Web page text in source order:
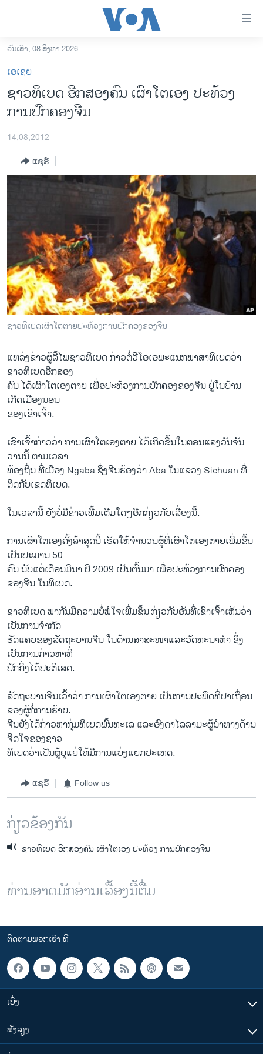
ເຂົ້າ
ຫາ
ຂ້າມ
ຂ້າມ
ຫາ
ອາເມຣິກາ
ຂ່າວ​ຈີນ
ໂລກ
ຊີວິດຊາວລາວ
ຊຸມຊົນຊາວລາວ
ວິທະຍາສາດ-ເທັກໂນໂລຈີ
ທຸລະກິດ
ພາສາອັງກິດ
ສຽງ
ລາຍການກະຈາຍສຽງ
ລາຍງານ
ຕິດຕາມພວກເຮົາ ທີ່
ພາສາຕ່າງໆ
ວັນເສົາ, 08 ສິງຫາ 2026
ເອເຊຍ
ຊາວທິເບດ ອີກສອງຄົນ ເຜົາໂຕເອງ ປະທ້ວງ
ການປົກຄອງຈີນ
14,08,2012
ແຊຣ໌
ຊາວທິເບດເຜົາໂຕຕາຍປະທ້ວງການປົກຄອງຂອງຈີນ
ແຫ​ລ່ງຂ່າວ​ຜູ້​ລີ້​ໄພ​ຊາວ​ທິ​ເບ​ດ ກ່າວ​ຕໍ່ວີ​ໂອ​ເອພະ​ແນ​ກພາສາ​ທິ​ເບ​ດວ່າ
ຊາວ​ທິ​ເບ​ດອີກ​ສອງ​
ຄົນ​ ໄດ້​ເຜົາໂຕເອງ​ຕາຍ ​ເພື່ອ​ປະ​ທ້ວງການປົກຄອງ​ຂອງ​ຈີນ ຢູ່​ໃນບ້ານ​
ເກີດ​ເມືອງ​ນອນ​
ຂອງ​ເຂົາ​ເຈົ້າ.
​ເຂົາ​ເຈົ້າ​ກ່າວ​ວ່າ ການ​ເຜົາ​ໂຕ​ເອງຕາຍ ​ໄດ້​ເກີດ​ຂື້ນ​ໃນ​ຕອນ​ແລງ​ວັນ​ຈັນ
ວານ​ນີ້ ຕາມ​ເວລາ​
ທ້ອງ​ຖິ່ນ ​ທີ່​ເມືອງ Ngaba ຊຶ່ງ​ຈີນຮ້ອງ​ວ່າ Aba ​ໃນແຂວງ Sichuan ​ທີ່​
ຕິດ​ກັບ​ເຂດ​ທິ​ເບ​ດ.
​ໃນ​ເວລາ​ນີ້ ຍັງບໍ່​ມີ​ຂ່າວເພີ້​ມ​ເຕີມ​ໃດໆ​ອີກກ່ຽວ​ກັບ​ເລື່ອງ​ນີ້.
ການ​ເຜົາ​ໂຕ​ເອງຄັ້ງລ້າ​ສຸດນີ້ ​ເຮັດ​ໃຫ້​ຈຳນວນ​ຜູ້​ທີ່​ເຜົາ​ໂຕ​ເອງຕາຍ​ເພີ່ມ​ຂຶ້ນ​
ເປັນປະມານ 50
ຄົນ ​ນັບ​ແຕ່​ເດືອນ​ມີ​ນາ ປີ 2009 ​ເປັນຕົ້ນມາ ​ເພື່ອ​ປະ​ທ້ວງ​ການ​ປົກ​ຄອງ​
ຂອງຈີນ ​ໃນທິ​ເບ​ດ.
ຊາວ​ທິ​ເບ​ດ ພາກັນ​ມີຄວາມ​ບໍ່​ພໍ​ໃຈ​ເພີ່ມ​ຂຶ້ນ ​ກ່ຽວ​ກັບ​ອັນ​ທີ່​ເຂົາ​ເຈົ້າ​ເຫັນວ່າ ​
ເປັນ​ການຈຳກັດ​
ຮັດ​ແຄບ​ຂອງລັດຖະບານ​ຈີນ ​ໃນດ້ານສາສະໜາແລະ​ວັດທະນາ​ທໍາ ຊຶ່ງ
ເປັນການ​ກ່າວ​ຫາ​ທີ່
ປັກ​ກິ່ງໄດ້ປະຕິ​ເສດ.
ລັດຖະບານ​ຈີນ​ເວົ້າ​ວ່າ ການ​ເຜົາ​ໂຕ​ເອງ​ຕາຍ ​ເປັນ​ການ​ປະ​ພຶດທີ່​ປາ​ເຖື່ອນ
ຂອງ​ຜູ້​ກໍ່​ການ​ຮ້າຍ​.
ຈີນຍັງ​ໄດ້​ກ່າວ​ຫາ​ກຸ່ມ​ທິ​ເບ​ດພົ້ນທະ​ເລ ​ແລະ​ອົງ​ດາ​ໄລລາ​ມະຜູ້​ນໍາ​ທາງດ້ານ​
ຈິດ​ໃຈ​ຂອງ​ຊາວ​
ທິ​ເບ​ດວ່າເປັນ​ຜູ້ຍຸ​ແຍ່​ໃຫ້​ມີ​ການ​ແບ່ງ​ແຍກ​ປະ​ເທດ.
ແຊຣ໌ Follow us
ກ່ຽວຂ້ອງກັນ
ຊາວທິເບດ ອີກສອງຄົນ ເຜົາໂຕເອງ ປະທ້ວງ ການປົກຄອງຈີນ
ທ່ານອາດມັກອ່ານເລື້ອງນີ້ຕື່ມ
ຕິດຕາມພວກເຮົາ ທີ່
ເບິ່ງ
ຟັງສຽງ